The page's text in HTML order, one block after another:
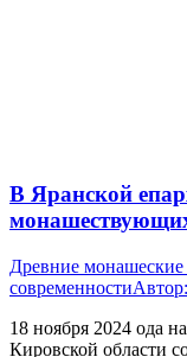
В Яранской
Древние
современностиАвтор:
18 ноября 2024 ода
Кировской области